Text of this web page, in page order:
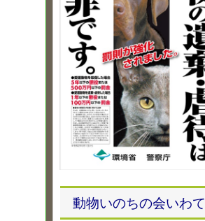
動物いのちの会いわて